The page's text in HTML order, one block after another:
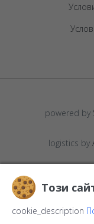
powered by
logistics by
Този
cookie_description